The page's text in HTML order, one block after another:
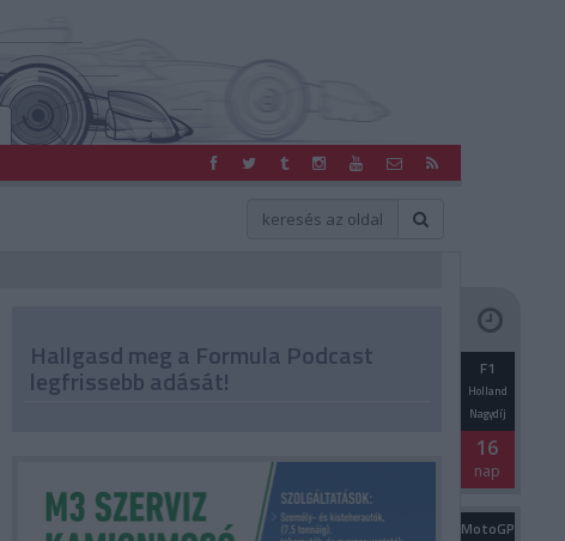
Hallgasd meg a Formula Podcast
legfrissebb adását! F1
Holland
Nagydíj
16
nap
MotoGP